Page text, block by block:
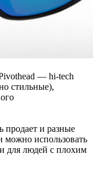
— hi-tech
стильные),
продает и разные
можно использовать
для людей с плохим